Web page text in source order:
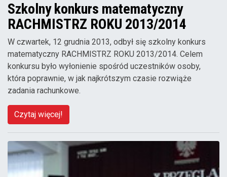
Szkolny konkurs matematyczny
RACHMISTRZ ROKU 2013/2014
W czwartek, 12 grudnia 2013, odbył się szkolny konkurs
matematyczny RACHMISTRZ ROKU 2013/2014. Celem
konkursu było wyłonienie spośród uczestników osoby,
która poprawnie, w jak najkrótszym czasie rozwiąże
zadania rachunkowe.
Czytaj więcej!